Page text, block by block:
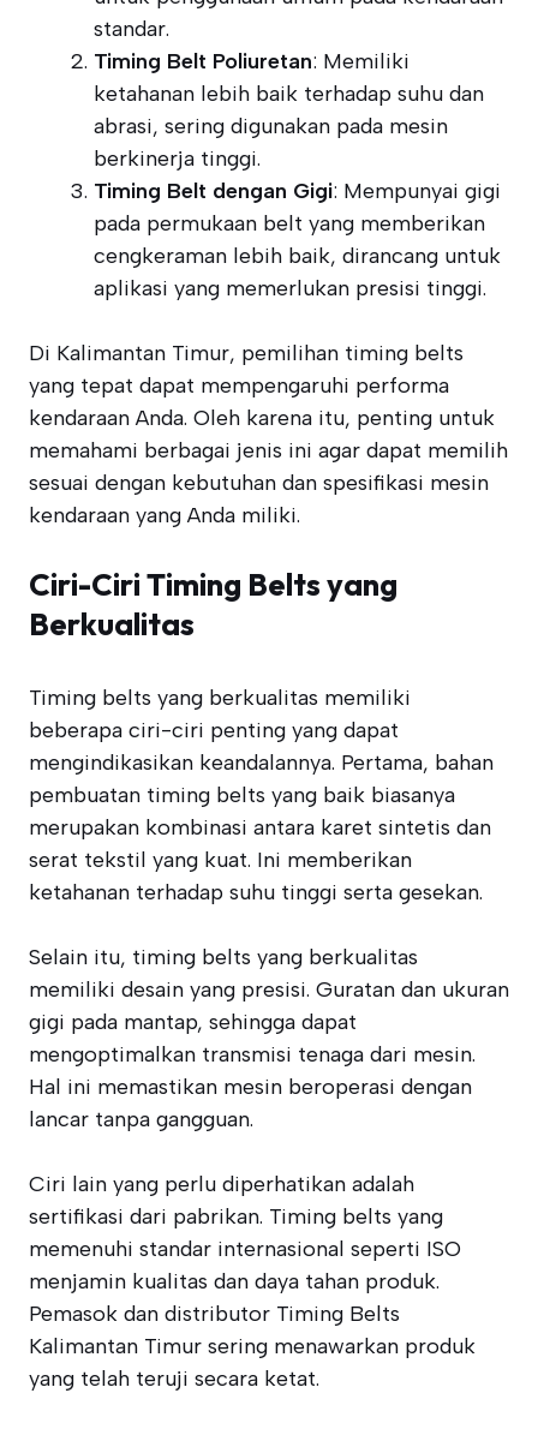
standar.
Timing Belt Poliuretan: Memiliki
ketahanan lebih baik terhadap suhu dan
abrasi, sering digunakan pada mesin
berkinerja tinggi.
Timing Belt dengan Gigi: Mempunyai gigi
pada permukaan belt yang memberikan
cengkeraman lebih baik, dirancang untuk
aplikasi yang memerlukan presisi tinggi.
Di Kalimantan Timur, pemilihan timing belts
yang tepat dapat mempengaruhi performa
kendaraan Anda. Oleh karena itu, penting untuk
memahami berbagai jenis ini agar dapat memilih
sesuai dengan kebutuhan dan spesifikasi mesin
kendaraan yang Anda miliki.
Ciri-Ciri Timing Belts yang
Berkualitas
Timing belts yang berkualitas memiliki
beberapa ciri-ciri penting yang dapat
mengindikasikan keandalannya. Pertama, bahan
pembuatan timing belts yang baik biasanya
merupakan kombinasi antara karet sintetis dan
serat tekstil yang kuat. Ini memberikan
ketahanan terhadap suhu tinggi serta gesekan.
Selain itu, timing belts yang berkualitas
memiliki desain yang presisi. Guratan dan ukuran
gigi pada mantap, sehingga dapat
mengoptimalkan transmisi tenaga dari mesin.
Hal ini memastikan mesin beroperasi dengan
lancar tanpa gangguan.
Ciri lain yang perlu diperhatikan adalah
sertifikasi dari pabrikan. Timing belts yang
memenuhi standar internasional seperti ISO
menjamin kualitas dan daya tahan produk.
Pemasok dan distributor Timing Belts
Kalimantan Timur sering menawarkan produk
yang telah teruji secara ketat.